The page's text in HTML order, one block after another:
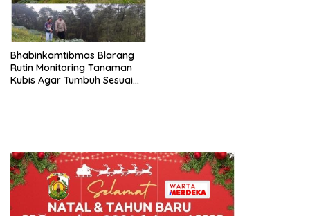
Bhabinkamtibmas Blarang
Rutin Monitoring Tanaman
Kubis Agar Tumbuh Sesuai